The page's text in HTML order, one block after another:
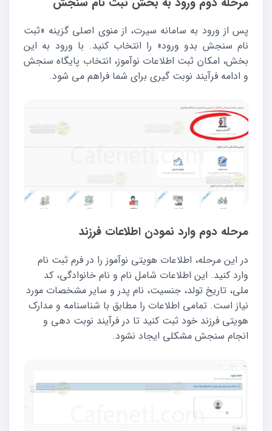
پس از ورود به سامانه سیرت، از منوی اصلی گزینه «ثبت
نام سنجش بدو ورود» را انتخاب کنید. با ورود به این
بخش، امکان ثبت اطلاعات نوآموز، انتخاب پایگاه سنجش
و ادامه فرآیند نوبت گیری برای شما فراهم می شود.
مرحله دوم وارد نمودن اطلاعات فرزند
در این مرحله، اطلاعات هویتی نوآموز را در فرم ثبت نام
وارد کنید. این اطلاعات شامل نام و نام خانوادگی، کد
ملی، تاریخ تولد، جنسیت، نام پدر و سایر مشخصات مورد
نیاز است. تمامی اطلاعات را مطابق با شناسنامه و مدارک
هویتی فرزند خود ثبت کنید تا در فرآیند نوبت دهی و
انجام سنجش مشکلی ایجاد نشود.